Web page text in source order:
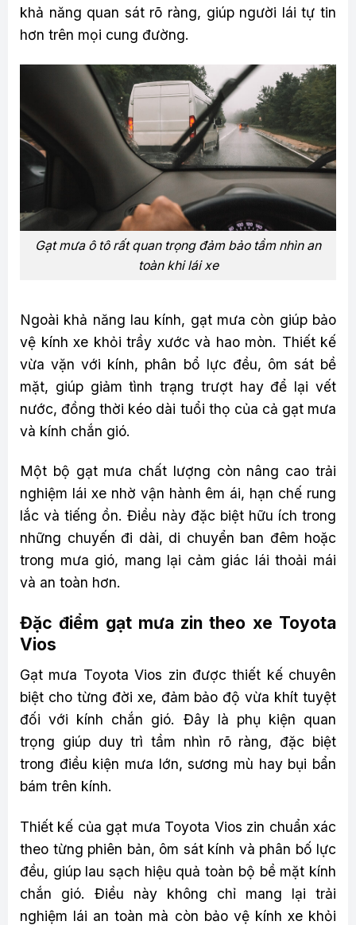
khả năng quan sát rõ ràng, giúp người lái tự tin
hơn trên mọi cung đường.
Gạt mưa ô tô rất quan trọng đảm bảo tầm nhìn an
toàn khi lái xe
Ngoài khả năng lau kính, gạt mưa còn giúp bảo
vệ kính xe khỏi trầy xước và hao mòn. Thiết kế
vừa vặn với kính, phân bổ lực đều, ôm sát bề
mặt, giúp giảm tình trạng trượt hay để lại vết
nước, đồng thời kéo dài tuổi thọ của cả gạt mưa
và kính chắn gió.
Một bộ gạt mưa chất lượng còn nâng cao trải
nghiệm lái xe nhờ vận hành êm ái, hạn chế rung
lắc và tiếng ồn. Điều này đặc biệt hữu ích trong
những chuyến đi dài, di chuyển ban đêm hoặc
trong mưa gió, mang lại cảm giác lái thoải mái
và an toàn hơn.
Đặc điểm gạt mưa zin theo xe Toyota
Vios
Gạt mưa Toyota Vios zin được thiết kế chuyên
biệt cho từng đời xe, đảm bảo độ vừa khít tuyệt
đối với kính chắn gió. Đây là phụ kiện quan
trọng giúp duy trì tầm nhìn rõ ràng, đặc biệt
trong điều kiện mưa lớn, sương mù hay bụi bẩn
bám trên kính.
Thiết kế của gạt mưa Toyota Vios zin chuẩn xác
theo từng phiên bản, ôm sát kính và phân bố lực
đều, giúp lau sạch hiệu quả toàn bộ bề mặt kính
chắn gió. Điều này không chỉ mang lại trải
nghiệm lái an toàn mà còn bảo vệ kính xe khỏi